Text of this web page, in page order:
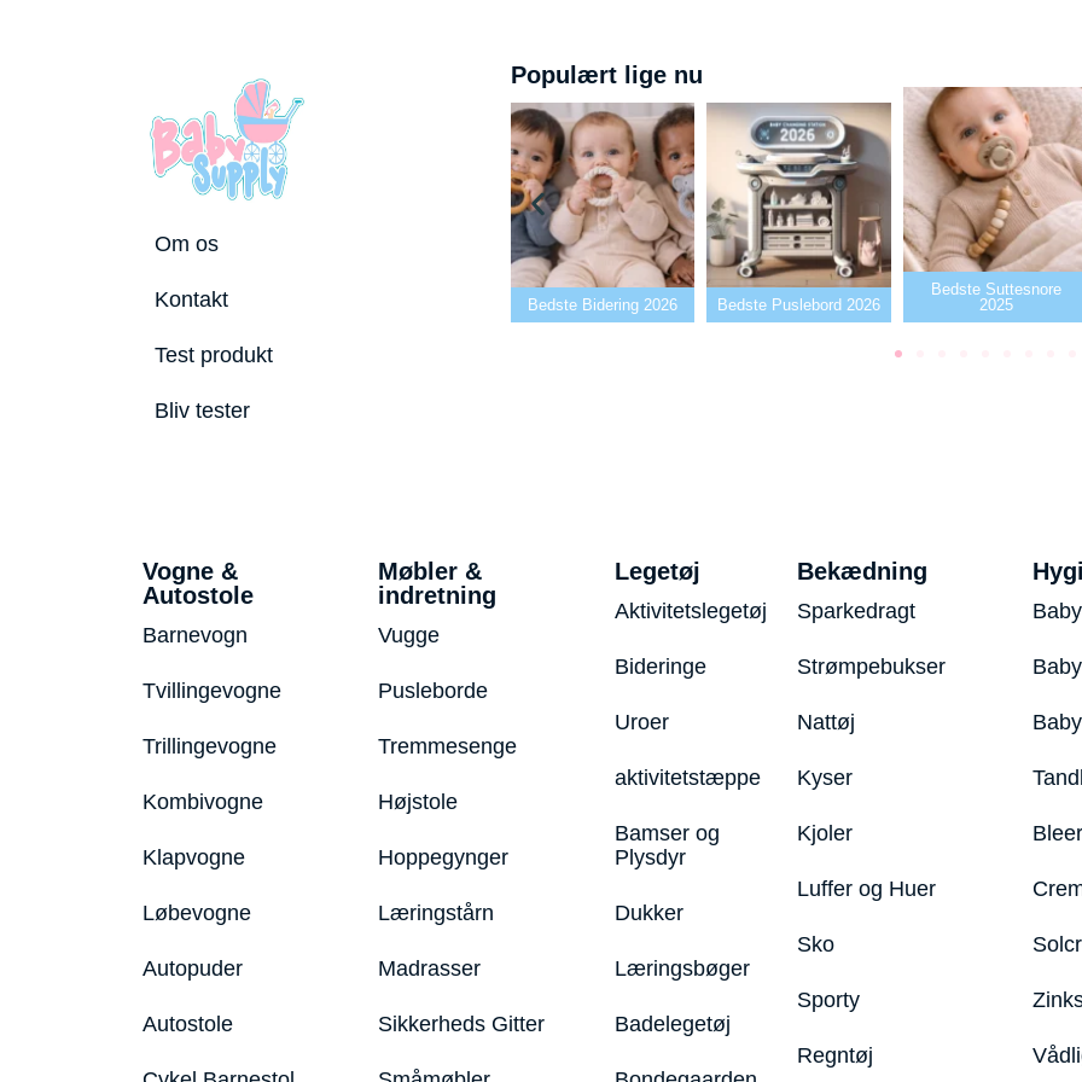
Om os
Kontakt
Test produkt
Bliv tester
Populært lige nu
Bedste tremmeseng
Bedste puslepude 2026 Bedste Bidering 2026 Bedste Puslebord 2026
Bedste Suttesnore
2025
Vogne &
Autostole
Barnevogn
Tvillingevogne
Trillingevogne
Kombivogne
Klapvogne
Løbevogne
Autopuder
Autostole
Møbler &
indretning
Vugge
Pusleborde
Tremmesenge
Højstole
Hoppegynger
Læringstårn
Madrasser
Sikkerheds Gitter
Legetøj
Aktivitetslegetøj
Bideringe
Uroer
aktivitetstæppe
Bamser og
Plysdyr
Dukker
Læringsbøger
Badelegetøj
Bekædning
Sparkedragt
Strømpebukser
Nattøj
Kyser
Kjoler
Luffer og Huer
Sko
Sporty
Regntøj
Bleer